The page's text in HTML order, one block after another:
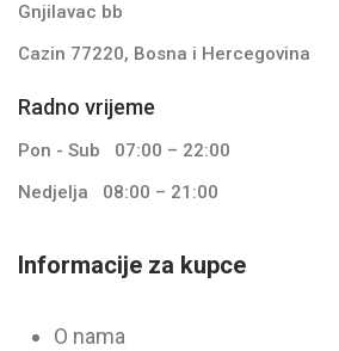
VITABIOTICS
ZADA Pharmaceuticals
Gnjilavac bb
Cazin 77220, Bosna i Hercegovina
Radno vrijeme
Pon - Sub
07:00 – 22:00
Nedjelja 08:00 – 21:00
Informacije za kupce
O nama